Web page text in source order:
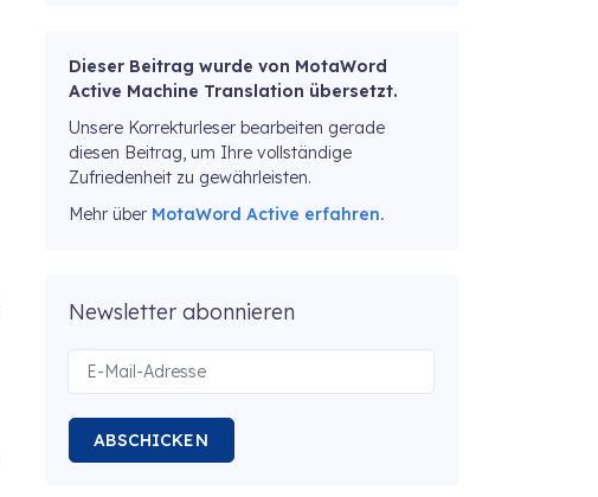
Dieser Beitrag wurde von MotaWord
Active Machine Translation übersetzt.
Unsere Korrekturleser bearbeiten gerade
diesen Beitrag, um Ihre vollständige
Zufriedenheit zu gewährleisten.
Mehr über MotaWord Active erfahren.
Newsletter abonnieren
ABSCHICKEN